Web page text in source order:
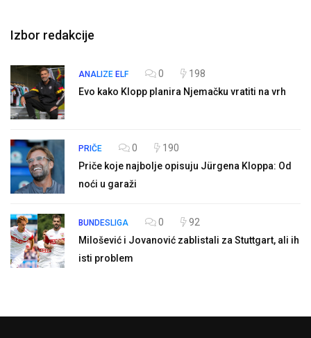
Izbor redakcije
ANALIZE ELF 0
198
Evo kako Klopp planira Njemačku vratiti na vrh
PRIČE 0
190
Priče koje najbolje opisuju Jürgena Kloppa: Od
noći u garaži
BUNDESLIGA 0
92
Milošević i Jovanović zablistali za Stuttgart, ali ih
isti problem